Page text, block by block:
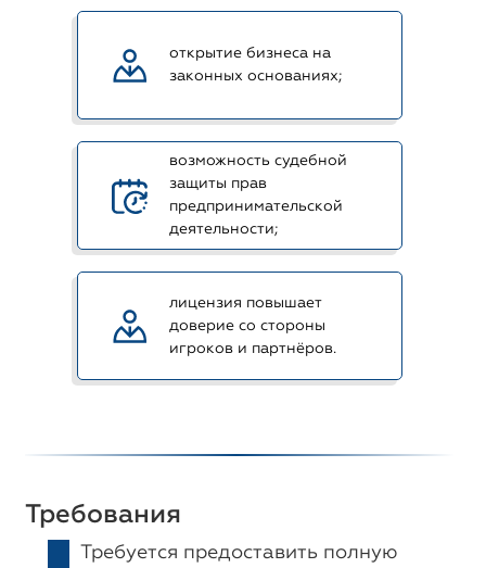
открытие бизнеса на
законных основаниях;
возможность судебной
защиты прав
предпринимательской
деятельности;
лицензия повышает
доверие со стороны
игроков и партнёров.
Требования
Требуется предоставить полную